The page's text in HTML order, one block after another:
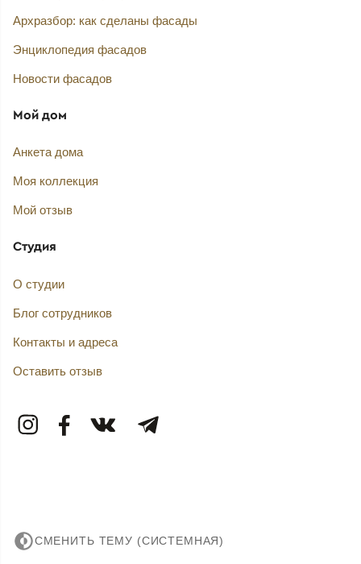
Архразбор: как сделаны фасады
Энциклопедия фасадов
Новости фасадов
Мой дом
Анкета дома
Моя коллекция
Мой отзыв
Студия
О студии
Блог сотрудников
Контакты и адреса
Оставить отзыв
СМЕНИТЬ ТЕМУ (СИСТЕМНАЯ)